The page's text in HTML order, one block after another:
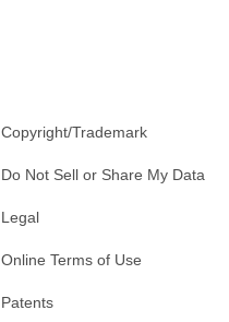
Copyright/Trademark
Do Not Sell or Share My Data
Legal
Online Terms of Use
Patents